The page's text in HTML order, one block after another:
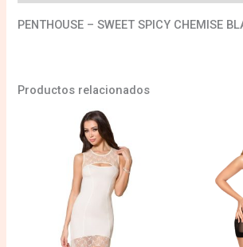
PENTHOUSE – SWEET SPICY CHEMISE
Productos relacionados